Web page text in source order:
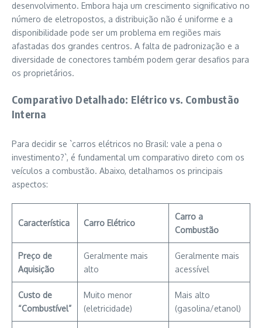
desenvolvimento. Embora haja um crescimento significativo no
número de eletropostos, a distribuição não é uniforme e a
disponibilidade pode ser um problema em regiões mais
afastadas dos grandes centros. A falta de padronização e a
diversidade de conectores também podem gerar desafios para
os proprietários.
Comparativo Detalhado: Elétrico vs. Combustão
Interna
Para decidir se `carros elétricos no Brasil: vale a pena o
investimento?`, é fundamental um comparativo direto com os
veículos a combustão. Abaixo, detalhamos os principais
aspectos:
Característica Carro Elétrico
Carro a
Combustão
Preço de
Aquisição
Geralmente mais
alto
Geralmente mais
acessível
Custo de
“Combustível”
Muito menor
(eletricidade)
Mais alto
(gasolina/etanol)